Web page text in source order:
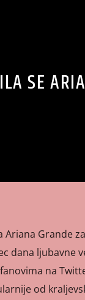
SE
Grande
dana ljubavne
na
od